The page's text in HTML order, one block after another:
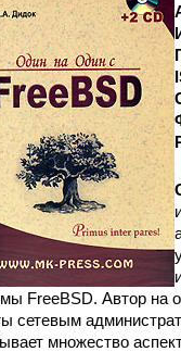
FreeBSD. Автор на
сетевым
множество